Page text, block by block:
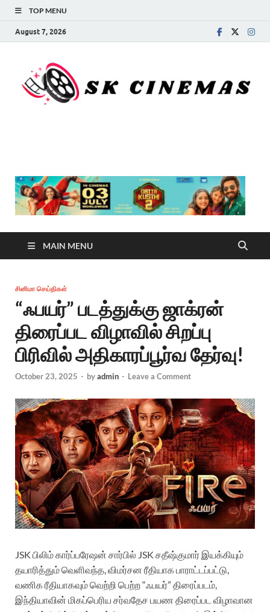
TOP MENU
August 7, 2026
MAIN MENU
சினிமா செய்திகள்
“ஃபயர்” படத்துக்கு ஜாக்ரன்
திரைப்பட விழாவில் சிறப்பு
பிரிவில் அதிகாரப்பூர்வ தேர்வு!
October 23, 2025 - byadmin - Leave a Comment
JSK பிலிம் கார்ப்பரேஷன் சார்பில் JSK சதீஷ்குமார் இயக்கியும்
தயாரித்தும் வெளிவந்த, விமர்சன ரீதியாக பாராட்டப்பட்டு,
வணிக ரீதியாகவும் வெற்றி பெற்ற “ஃபயர்” திரைப்படம்,
இந்தியாவின் மிகப்பெரிய சர்வதேச பயண திரைப்பட விழாவான